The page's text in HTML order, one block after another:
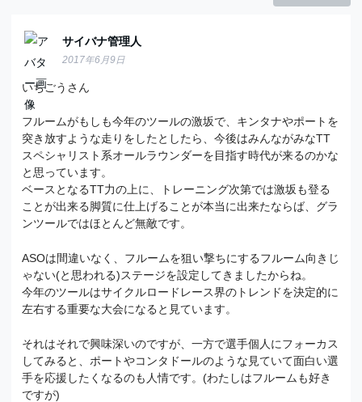
サイバナ管理人
2017年6月9日
いちごうさん
フルームがもしも今年のツールの激坂で、キンタナやポートを
突き放すような走りをしたとしたら、今後はみんながみなTT
スペシャリスト系オールラウンダーを目指す時代が来るのかな
と思っています。
ベースとなるTT力の上に、トレーニング次第では激坂も登る
ことが出来る脚質に仕上げることが本当に出来たならば、グラ
ンツールではほとんど無敵です。
ASOは間違いなく、フルームを狙い撃ちにするフルーム向きじ
ゃない(と思われる)ステージを設定してきましたからね。
今年のツールはサイクルロードレース界のトレンドを決定的に
左右する重要な大会になると見ています。
それはそれで興味深いのですが、一方で選手個人にフォーカス
してみると、ポートやコンタドールのような見ていて面白い選
手を応援したくなるのも人情です。(わたしはフルームも好き
ですが)